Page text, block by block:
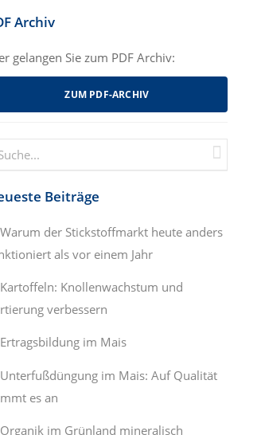
Archiv
gelangen Sie zum PDF Archiv:
ZUM PDF-ARCHIV
Beiträge
Warum der Stickstoffmarkt heute anders
als vor einem Jahr
Kartoffeln: Knollenwachstum und
verbessern
Ertragsbildung im Mais
Unterfußdüngung im Mais: Auf Qualität
es an
Organik im Grünland mineralisch